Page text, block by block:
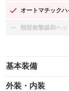
オートマチックハ
：装備あり
頸部衝撃緩和ヘッ
：装備なし
基本装備
エアバッグ：運転
：装備あり
外装・内装